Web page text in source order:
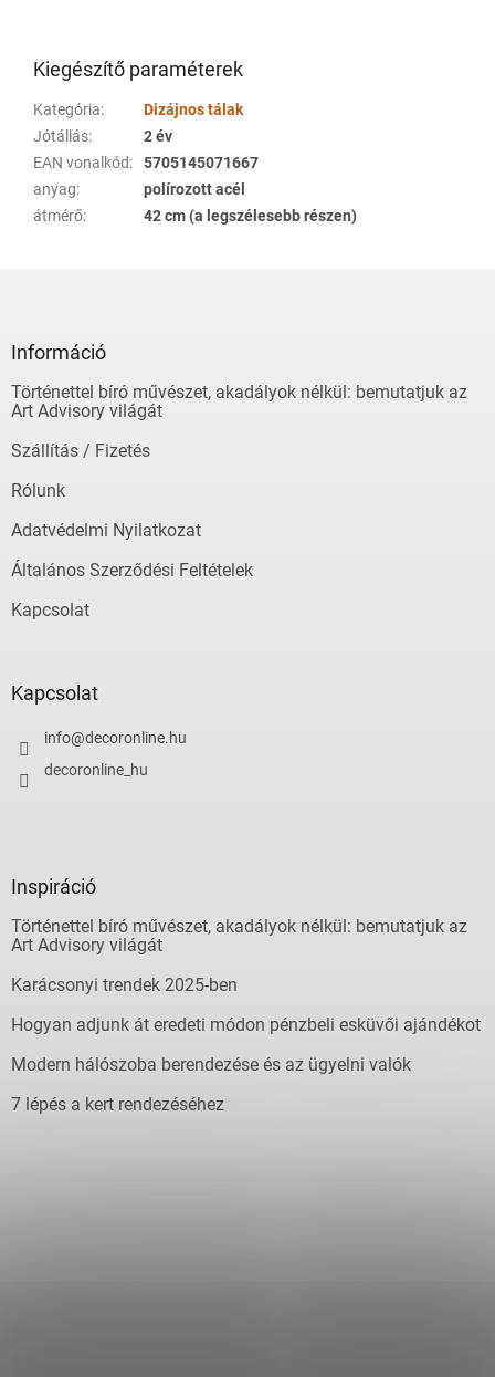
Kiegészítő paraméterek
Kategória:
Dizájnos tálak
Jótállás:
2 év
EAN vonalkód:
5705145071667
anyag:
polírozott acél
átmérő: 42 cm (a legszélesebb részen)
Információ
Történettel bíró művészet, akadályok nélkül: bemutatjuk az
Art Advisory világát
Szállítás / Fizetés
Rólunk
Adatvédelmi Nyilatkozat
Általános Szerződési Feltételek
Kapcsolat
Kapcsolat
info@decoronline.hu
decoronline_hu
Inspiráció
Történettel bíró művészet, akadályok nélkül: bemutatjuk az
Art Advisory világát
Karácsonyi trendek 2025-ben
Hogyan adjunk át eredeti módon pénzbeli esküvői ajándékot
Modern hálószoba berendezése és az ügyelni valók
7 lépés a kert rendezéséhez